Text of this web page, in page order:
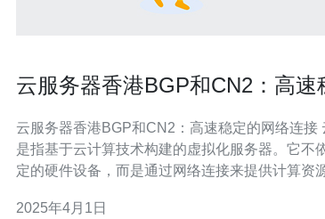
云服务器香港BGP和CN2：高速
云服务器香港BGP和CN2：高速稳定的网络连接 云服务器
是指基于云计算技术构建的虚拟化服务器。它不
定的硬件设备，而是通过网络连接来提供计算资
代企业和个人用户的首选。 在选择云服务器时，网络连接
2025年4月1日